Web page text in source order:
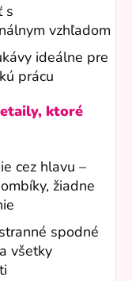
s
vzhľadom
ideálne pre
prácu
ktoré
cez hlavu –
žiadne
spodné
všetky